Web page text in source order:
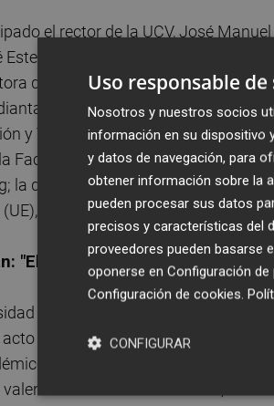
el rector de la UCV, José
Esteban Capilla; el rector de la
de Cultura y Deportes de la
y Vida Saludable de la
y Vida Universitaria de la
Facultad de Ciencias de la
la decana de la Facultad de
Carla Paredes; y el director de
"El deporte, junto al estudio, os
Católica de Valencia, que este
acto de entrega de los IX Premios
y méritos deportivos
del curso 2023-24, así
Uso responsable de
Nosotros y nuestros socios
información en su dispositivo
y datos de navegación, para
obtener información sobre la
pueden procesar sus datos
precisos y características del
proveedores pueden basarse
oponerse en Configuración de
Configuración de cookies.
CONFIGURAR